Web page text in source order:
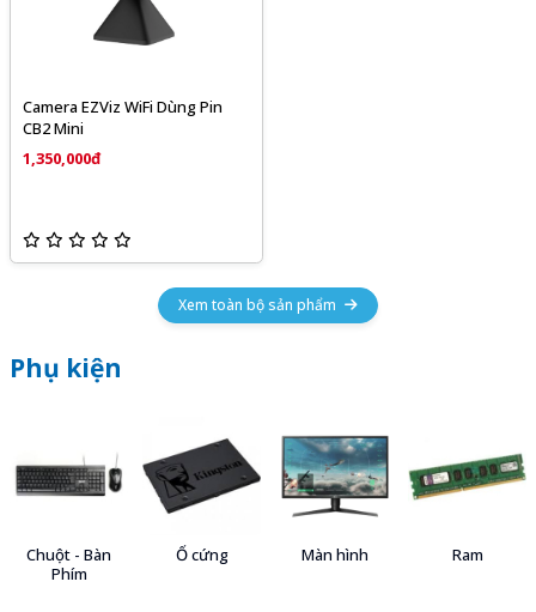
Camera EZViz WiFi Dùng Pin
CB2 Mini
1,350,000đ
Xem toàn bộ sản phẩm
Phụ kiện
Chuột - Bàn
Phím
Ổ cứng Màn hình Ram